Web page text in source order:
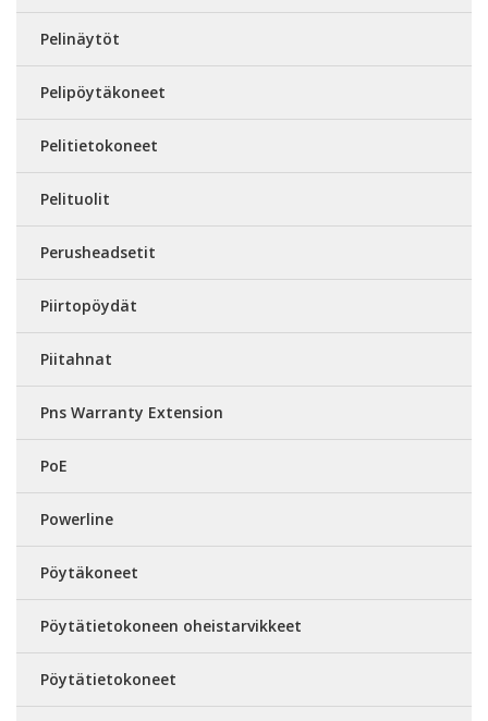
Pelinäytöt
Pelipöytäkoneet
Pelitietokoneet
Pelituolit
Perusheadsetit
Piirtopöydät
Piitahnat
Pns Warranty Extension
PoE
Powerline
Pöytäkoneet
Pöytätietokoneen oheistarvikkeet
Pöytätietokoneet